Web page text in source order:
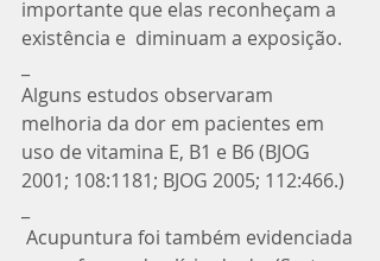
importante que elas reconheçam a
existência e  diminuam a exposição.
Alguns estudos observaram
melhoria da dor em pacientes em
uso de vitamina E, B1 e B6 (BJOG
2001; 108:1181; BJOG 2005; 112:466.)